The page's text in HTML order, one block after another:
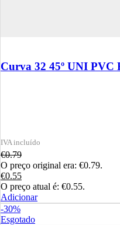
€0.79
O preço original era: €0.79.
€0.55
O preço atual é: €0.55.
Adicionar
-30%
Esgotado